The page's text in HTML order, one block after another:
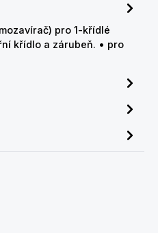
pro 1-křídlé
křídlo a zárubeň. • pro